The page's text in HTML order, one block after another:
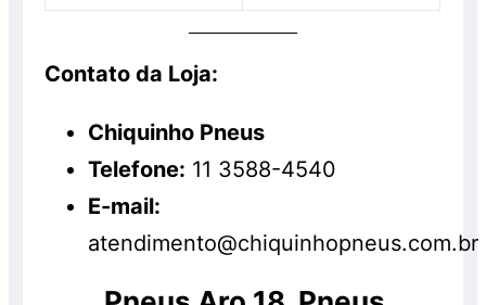
Contato da Loja:
Chiquinho Pneus
Telefone: 11 3588-4540
E-mail:
atendimento@chiquinhopneus.com.br